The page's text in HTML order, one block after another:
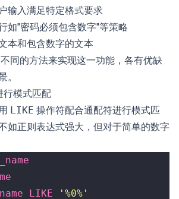
输入满足特定格式要求
如"密码必须包含数字"等策略
本和包含数字的文本
同的方法来实现这一功能，各有优缺
。
行模式匹配
LIKE 操作符配合通配符进行模式匹
如正则表达式强大，但对于简单的数字
LIKE
'%0%'